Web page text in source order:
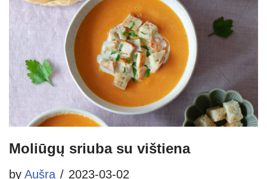
Moliūgų sriuba su vištiena
by Aušra 2023-03-02